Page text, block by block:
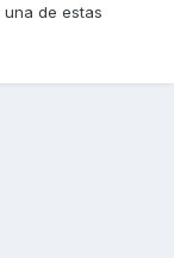
de estas